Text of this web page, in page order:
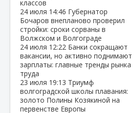
классов
24 июля 14:46 Губернатор
Бочаров внепланово проверил
стройки: сроки сорваны в
Волжском и Волгограде
24 июля 12:22 Банки сокращают
вакансии, но активно поднимают
зарплаты: главные тренды рынка
труда
23 июля 19:13 Триумф
волгоградской школы плавания:
золото Полины Козякиной на
первенстве Европы